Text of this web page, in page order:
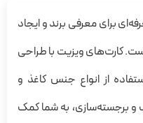
برای معرفی برند و ایجاد
کارت‌های ویزیت با طراحی
از انواع جنس کاغذ و
و برجسته‌سازی، به شما کمک